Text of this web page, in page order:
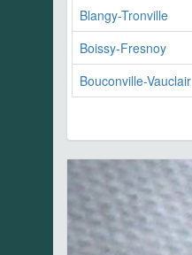
Blangy-Tronville
Boissy-Fresnoy
Bouconville-Vauclair